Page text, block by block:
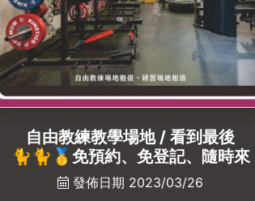
自由教練教學場地 / 看到最後
🐈‍🐈‍🥇免預約、免登記、隨時來
發佈日期 2023/03/26